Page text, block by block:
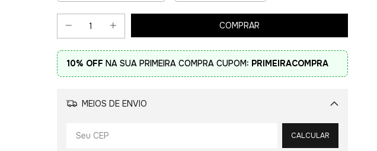
10% OFF NA SUA PRIMEIRA COMPRA CUPOM: PRIMEIRACOMPRA
MEIOS DE ENVIO
Alterar CEP
CALCULAR